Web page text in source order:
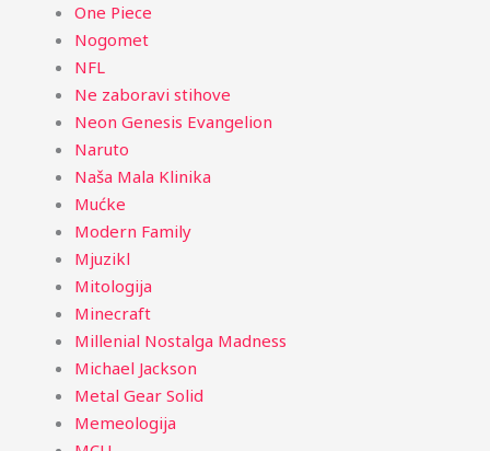
One Piece
Nogomet
NFL
Ne zaboravi stihove
Neon Genesis Evangelion
Naruto
Naša Mala Klinika
Mućke
Modern Family
Mjuzikl
Mitologija
Minecraft
Millenial Nostalga Madness
Michael Jackson
Metal Gear Solid
Memeologija